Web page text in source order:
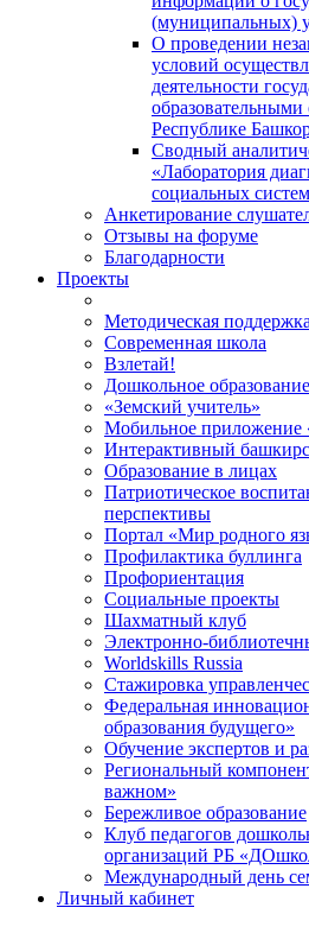
(муниципальных)
О проведении
условий
деятельности
Республике
Сводный
«Лаборатория
социальных
Анкетирование
Отзывы на форуме
Благодарности
Проекты
Методическая поддержка
Современная школа
Взлетай!
Дошкольное
«Земский учитель»
Мобильное приложение
Интерактивный
Образование в лицах
Патриотическое
перспективы
Портал «Мир родного
Профилактика буллинга
Профориентация
Социальные проекты
Шахматный клуб
Электронно-
Worldskills Russia
Стажировка
Федеральная
образования будущего»
Обучение экспертов и
Региональный
важном»
Бережливое образование
Клуб педагогов
организаций РБ
Международный день
Личный кабинет